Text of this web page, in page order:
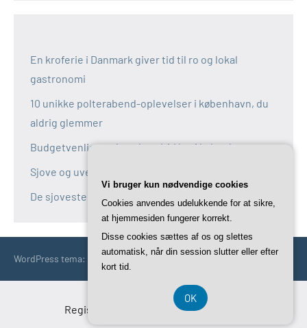
En kroferie i Danmark giver tid til ro og lokal
gastronomi
10 unikke polterabend-oplevelser i københavn, du
aldrig glemmer
Budgetvenlige polterabend-idéer i københavn
Sjove og uventede polterabend-idéer i københavn
De sjoveste aktiviteter til polterabend i københavn
WordPress tema: Occasio by ThemeZee.
Registreringsnummer DK-37 40 77 39
Vi bruger kun nødvendige cookies
Cookies anvendes udelukkende for at sikre,
at hjemmesiden fungerer korrekt.
Disse cookies sættes af os og slettes
automatisk, når din session slutter eller efter
kort tid.
OK